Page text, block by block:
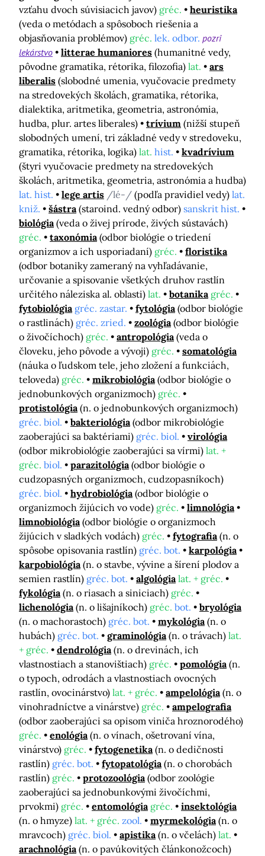
vzťahu dvoch súvisiacich javov) gréc.
heuristika
(veda o metódach a spôsoboch riešenia a
objasňovania problémov) gréc. lek. odbor. pozri
lekárstvo
litterae humaniores (humanitné vedy,
pôvodne gramatika, rétorika, filozofia) lat.
ars
liberalis (slobodné umenia, vyučovacie predmety
na stredovekých školách, gramatika, rétorika,
dialektika, aritmetika, geometria, astronómia,
hudba, plur. artes liberales)
trívium (nižší stupeň
slobodných umení, tri základné vedy v stredoveku,
gramatika, rétorika, logika) lat. hist.
kvadrívium
(štyri vyučovacie predmety na stredovekých
školách, aritmetika, geometria, astronómia a hudba)
lat. hist.
lege artis /lé-/ (podľa pravidiel vedy) lat.
kniž.
šástra (staroind. vedný odbor) sanskrit hist.
biológia (veda o živej prírode, živých sústavách)
gréc.
taxonómia (odbor biológie o triedení
organizmov a ich usporiadaní) gréc.
floristika
(odbor botaniky zameraný na vyhľadávanie,
určovanie a spisovanie všetkých druhov rastlín
určitého náleziska al. oblasti) lat. botanika gréc.
fytobiológia gréc. zastar. fytológia (odbor biológie
o rastlinách) gréc. zried. zoológia (odbor biológie
o živočíchoch) gréc. antropológia (veda o
človeku, jeho pôvode a vývoji) gréc.
somatológia
(náuka o ľudskom tele, jeho zložení a funkciách,
teloveda) gréc. mikrobiológia (odbor biológie o
jednobunkových organizmoch) gréc.
protistológia (n. o jednobunkových organizmoch)
gréc. biol.
bakteriológia (odbor mikrobiológie
zaoberajúci sa baktériami) gréc. biol.
virológia
(odbor mikrobiológie zaoberajúci sa vírmi) lat. +
gréc. biol. parazitológia (odbor biológie o
cudzopasných organizmoch, cudzopasníkoch)
gréc. biol.
hydrobiológia (odbor biológie o
organizmoch žijúcich vo vode) gréc.
limnológia
limnobiológia (odbor biológie o organizmoch
žijúcich v sladkých vodách) gréc. fytografia (n. o
spôsobe opisovania rastlín) gréc. bot.
karpológia
karpobiológia (n. o stavbe, vývine a šírení plodov a
semien rastlín) gréc. bot. algológia lat. + gréc.
fykológia (n. o riasach a siniciach) gréc.
lichenológia (n. o lišajníkoch) gréc. bot.
bryológia
(n. o machorastoch) gréc. bot. mykológia (n. o
hubách) gréc. bot. graminológia (n. o trávach) lat.
+ gréc.
dendrológia (n. o drevinách, ich
vlastnostiach a stanovištiach) gréc. pomológia (n.
o typoch, odrodách a vlastnostiach ovocných
rastlín, ovocinárstvo) lat. + gréc. ampelológia (n. o
vinohradníctve a vinárstve) gréc.
ampelografia
(odbor zaoberajúci sa opisom viniča hroznorodého)
gréc.
enológia (n. o vínach, ošetrovaní vína,
vinárstvo) gréc. fytogenetika (n. o dedičnosti
rastlín) gréc. bot. fytopatológia (n. o chorobách
rastlín) gréc. protozoológia (odbor zoológie
zaoberajúci sa jednobunkovými živočíchmi,
prvokmi) gréc. entomológia gréc.
insektológia
(n. o hmyze) lat. + gréc. zool. myrmekológia (n. o
mravcoch) gréc. biol. apistika (n. o včelách) lat.
arachnológia (n. o pavúkovitých článkonožcoch)